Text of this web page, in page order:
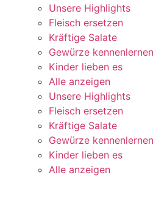
Unsere Highlights
Fleisch ersetzen
Kräftige Salate
Gewürze kennenlernen
Kinder lieben es
Alle anzeigen
Unsere Highlights
Fleisch ersetzen
Kräftige Salate
Gewürze kennenlernen
Kinder lieben es
Alle anzeigen